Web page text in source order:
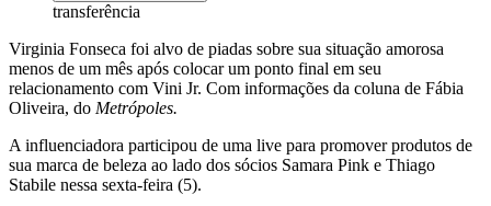
transferência
Virginia Fonseca foi alvo de piadas sobre sua situação amorosa
menos de um mês após colocar um ponto final em seu
relacionamento com Vini Jr. Com informações da coluna de Fábia
Oliveira, do Metrópoles.
A influenciadora participou de uma live para promover produtos de
sua marca de beleza ao lado dos sócios Samara Pink e Thiago
Stabile nessa sexta-feira (5).